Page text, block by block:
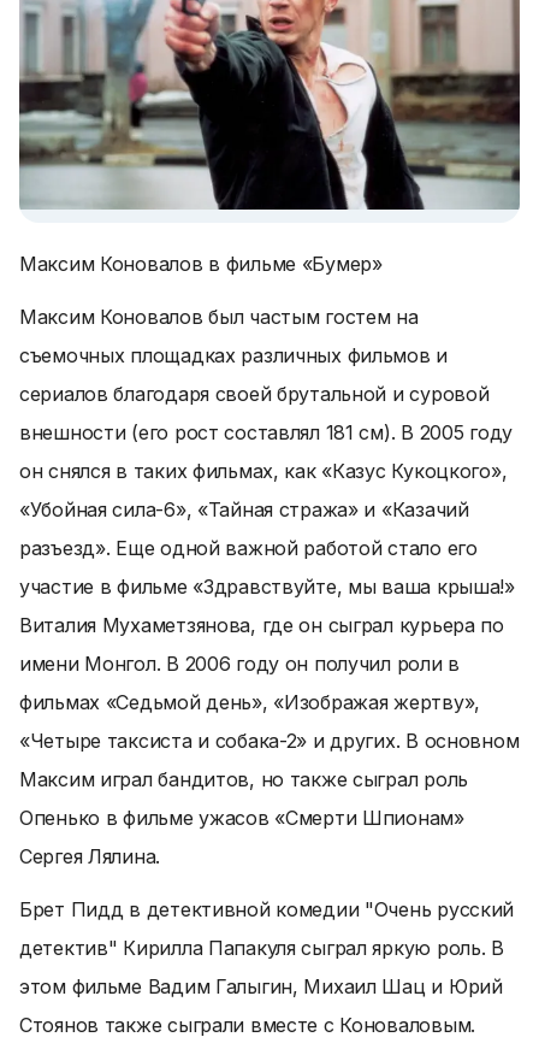
Максим Коновалов в фильме «Бумер»
Максим Коновалов был частым гостем на
съемочных площадках различных фильмов и
сериалов благодаря своей брутальной и суровой
внешности (его рост составлял 181 см). В 2005 году
он снялся в таких фильмах, как «Казус Кукоцкого»,
«Убойная сила-6», «Тайная стража» и «Казачий
разъезд». Еще одной важной работой стало его
участие в фильме «Здравствуйте, мы ваша крыша!»
Виталия Мухаметзянова, где он сыграл курьера по
имени Монгол. В 2006 году он получил роли в
фильмах «Седьмой день», «Изображая жертву»,
«Четыре таксиста и собака-2» и других. В основном
Максим играл бандитов, но также сыграл роль
Опенько в фильме ужасов «Смерти Шпионам»
Сергея Лялина.
Брет Пидд в детективной комедии "Очень русский
детектив" Кирилла Папакуля сыграл яркую роль. В
этом фильме Вадим Галыгин, Михаил Шац и Юрий
Стоянов также сыграли вместе с Коноваловым.